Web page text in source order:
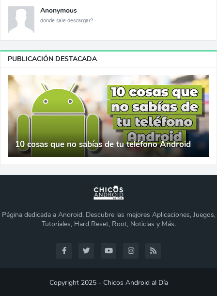
Anonymous
donde sale descargar?
PUBLICACIÓN DESTACADA
10 cosas que no sabías de tu teléfono Android
Página dedicada a Android. Descubre las mejores Aplicaciones, Juegos,
Tutoriales, Hard Reset, Root, Noticias y Más.
Copyright 2025 - Chicos Android al Día